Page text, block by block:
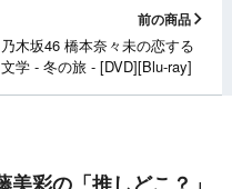
前の商品
乃木坂46 橋本奈々未の恋する
文学 - 冬の旅 - [DVD][Blu-ray]